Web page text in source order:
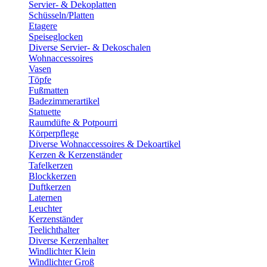
Servier- & Dekoplatten
Schüsseln/Platten
Etagere
Speiseglocken
Diverse Servier- & Dekoschalen
Wohnaccessoires
Vasen
Töpfe
Fußmatten
Badezimmerartikel
Statuette
Raumdüfte & Potpourri
Körperpflege
Diverse Wohnaccessoires & Dekoartikel
Kerzen & Kerzenständer
Tafelkerzen
Blockkerzen
Duftkerzen
Laternen
Leuchter
Kerzenständer
Teelichthalter
Diverse Kerzenhalter
Windlichter Klein
Windlichter Groß